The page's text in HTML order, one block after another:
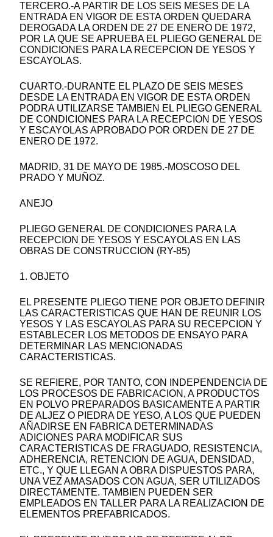
TERCERO.-A PARTIR DE LOS SEIS MESES DE LA
ENTRADA EN VIGOR DE ESTA ORDEN QUEDARA
DEROGADA LA ORDEN DE 27 DE ENERO DE 1972,
POR LA QUE SE APRUEBA EL PLIEGO GENERAL DE
CONDICIONES PARA LA RECEPCION DE YESOS Y
ESCAYOLAS.
CUARTO.-DURANTE EL PLAZO DE SEIS MESES
DESDE LA ENTRADA EN VIGOR DE ESTA ORDEN
PODRA UTILIZARSE TAMBIEN EL PLIEGO GENERAL
DE CONDICIONES PARA LA RECEPCION DE YESOS
Y ESCAYOLAS APROBADO POR ORDEN DE 27 DE
ENERO DE 1972.
MADRID, 31 DE MAYO DE 1985.-MOSCOSO DEL
PRADO Y MUÑOZ.
ANEJO
PLIEGO GENERAL DE CONDICIONES PARA LA
RECEPCION DE YESOS Y ESCAYOLAS EN LAS
OBRAS DE CONSTRUCCION (RY-85)
1. OBJETO
EL PRESENTE PLIEGO TIENE POR OBJETO DEFINIR
LAS CARACTERISTICAS QUE HAN DE REUNIR LOS
YESOS Y LAS ESCAYOLAS PARA SU RECEPCION Y
ESTABLECER LOS METODOS DE ENSAYO PARA
DETERMINAR LAS MENCIONADAS
CARACTERISTICAS.
SE REFIERE, POR TANTO, CON INDEPENDENCIA DE
LOS PROCESOS DE FABRICACION, A PRODUCTOS
EN POLVO PREPARADOS BASICAMENTE A PARTIR
DE ALJEZ O PIEDRA DE YESO, A LOS QUE PUEDEN
AÑADIRSE EN FABRICA DETERMINADAS
ADICIONES PARA MODIFICAR SUS
CARACTERISTICAS DE FRAGUADO, RESISTENCIA,
ADHERENCIA, RETENCION DE AGUA, DENSIDAD,
ETC., Y QUE LLEGAN A OBRA DISPUESTOS PARA,
UNA VEZ AMASADOS CON AGUA, SER UTILIZADOS
DIRECTAMENTE. TAMBIEN PUEDEN SER
EMPLEADOS EN TALLER PARA LA REALIZACION DE
ELEMENTOS PREFABRICADOS.